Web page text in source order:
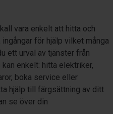
vara enkelt att hitta och
för hjälp vilket många
ett urval av tjänster från
enkelt: hitta elektriker,
boka service eller
hjälp till färgsättning av ditt
se över din